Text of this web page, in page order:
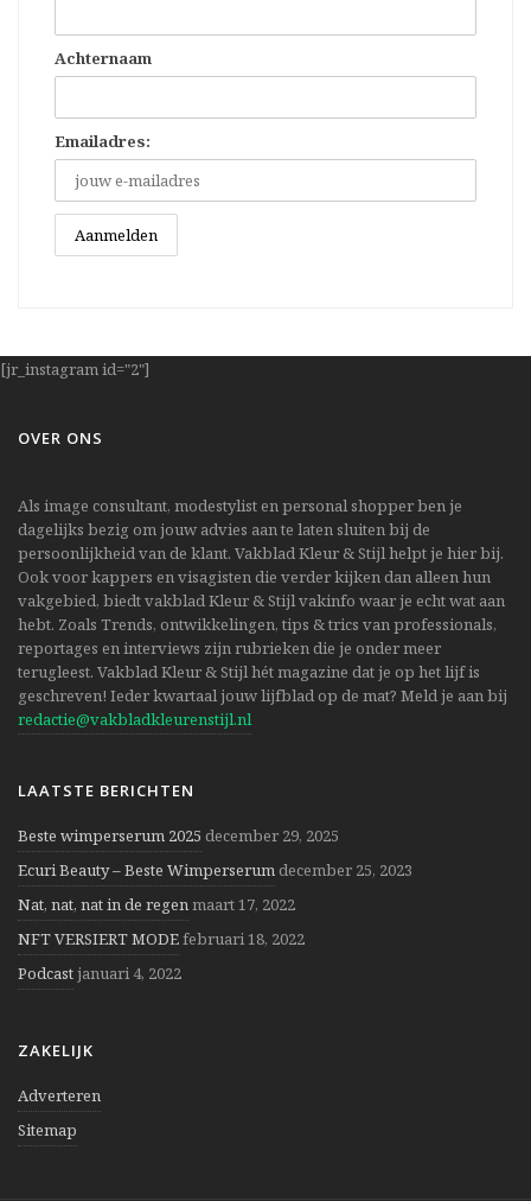
Achternaam
Emailadres:
[jr_instagram id="2"]
OVER ONS
Als image consultant, modestylist en personal shopper ben je
dagelijks bezig om jouw advies aan te laten sluiten bij de
persoonlijkheid van de klant. Vakblad Kleur & Stijl helpt je hier bij.
Ook voor kappers en visagisten die verder kijken dan alleen hun
vakgebied, biedt vakblad Kleur & Stijl vakinfo waar je echt wat aan
hebt. Zoals Trends, ontwikkelingen, tips & trics van professionals,
reportages en interviews zijn rubrieken die je onder meer
terugleest. Vakblad Kleur & Stijl hét magazine dat je op het lijf is
geschreven! Ieder kwartaal jouw lijfblad op de mat? Meld je aan bij
redactie@vakbladkleurenstijl.nl
LAATSTE BERICHTEN
Beste wimperserum 2025 december 29, 2025
Ecuri Beauty – Beste Wimperserum december 25, 2023
Nat, nat, nat in de regenmaart 17, 2022
NFT VERSIERT MODEfebruari 18, 2022
Podcastjanuari 4, 2022
ZAKELIJK
Adverteren
Sitemap